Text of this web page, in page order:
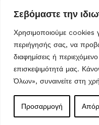
Σεβόμαστε την
Χρησιμοποιούμε cookies
περιήγησής σας, να
διαφημίσεις ή
επισκεψιμότητά μας.
Όλων», συναινείτε στη
Προσαρμογή © 2022